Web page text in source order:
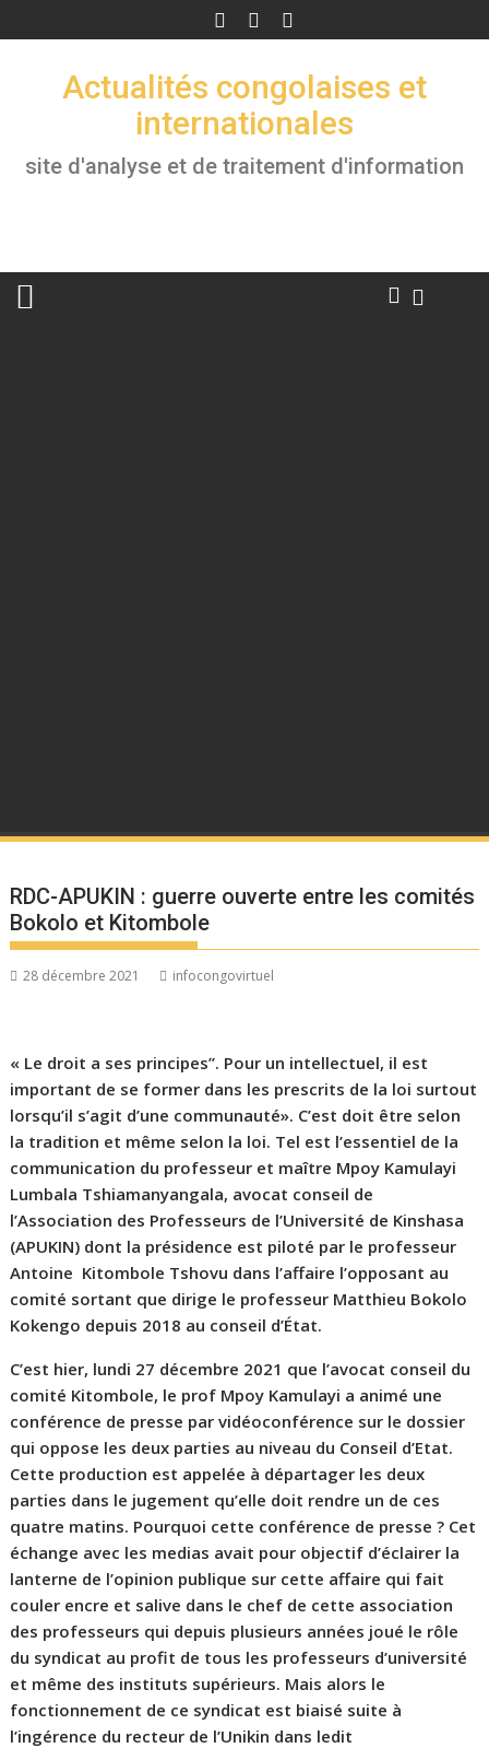
to
Actualités congolaises et
internationales
site d'analyse et de traitement d'information
RDC-APUKIN : guerre ouverte entre les comités
Bokolo et Kitombole
28 décembre 2021 infocongovirtuel
« Le droit a ses principes’’. Pour un intellectuel, il est
important de se former dans les prescrits de la loi surtout
lorsqu’il s’agit d’une communauté». C’est doit être selon
la tradition et même selon la loi. Tel est l’essentiel de la
communication du professeur et maître Mpoy Kamulayi
Lumbala Tshiamanyangala, avocat conseil de
l’Association des Professeurs de l’Université de Kinshasa
(APUKIN) dont la présidence est piloté par le professeur
Antoine Kitombole Tshovu dans l’affaire l’opposant au
comité sortant que dirige le professeur Matthieu Bokolo
Kokengo depuis 2018 au conseil d’État.
C’est hier, lundi 27 décembre 2021 que l’avocat conseil du
comité Kitombole, le prof Mpoy Kamulayi a animé une
conférence de presse par vidéoconférence sur le dossier
qui oppose les deux parties au niveau du Conseil d’Etat.
Cette production est appelée à départager les deux
parties dans le jugement qu’elle doit rendre un de ces
quatre matins. Pourquoi cette conférence de presse ? Cet
échange avec les medias avait pour objectif d’éclairer la
lanterne de l’opinion publique sur cette affaire qui fait
couler encre et salive dans le chef de cette association
des professeurs qui depuis plusieurs années joué le rôle
du syndicat au profit de tous les professeurs d’université
et même des instituts supérieurs. Mais alors le
fonctionnement de ce syndicat est biaisé suite à
l’ingérence du recteur de l’Unikin dans ledit